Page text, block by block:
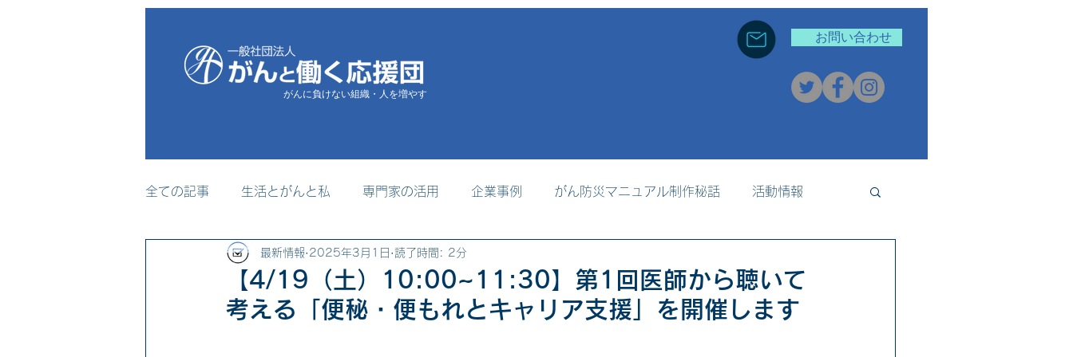
がんに負けない組織・人を増やす
お問い合わせ
全ての記事 生活とがんと私 専門家の活用 企業事例 がん防災マニュアル制作秘話 活動情報
プレスリリース メディア掲載 支援者養成プログラム
セミナー・研修事業
【4/19（土）10:00~11:30】第1回医師から聴いて
考える「便秘・便もれとキャリア支援」を開催します
最新情報 2025年3月1日 読了時間: 2分